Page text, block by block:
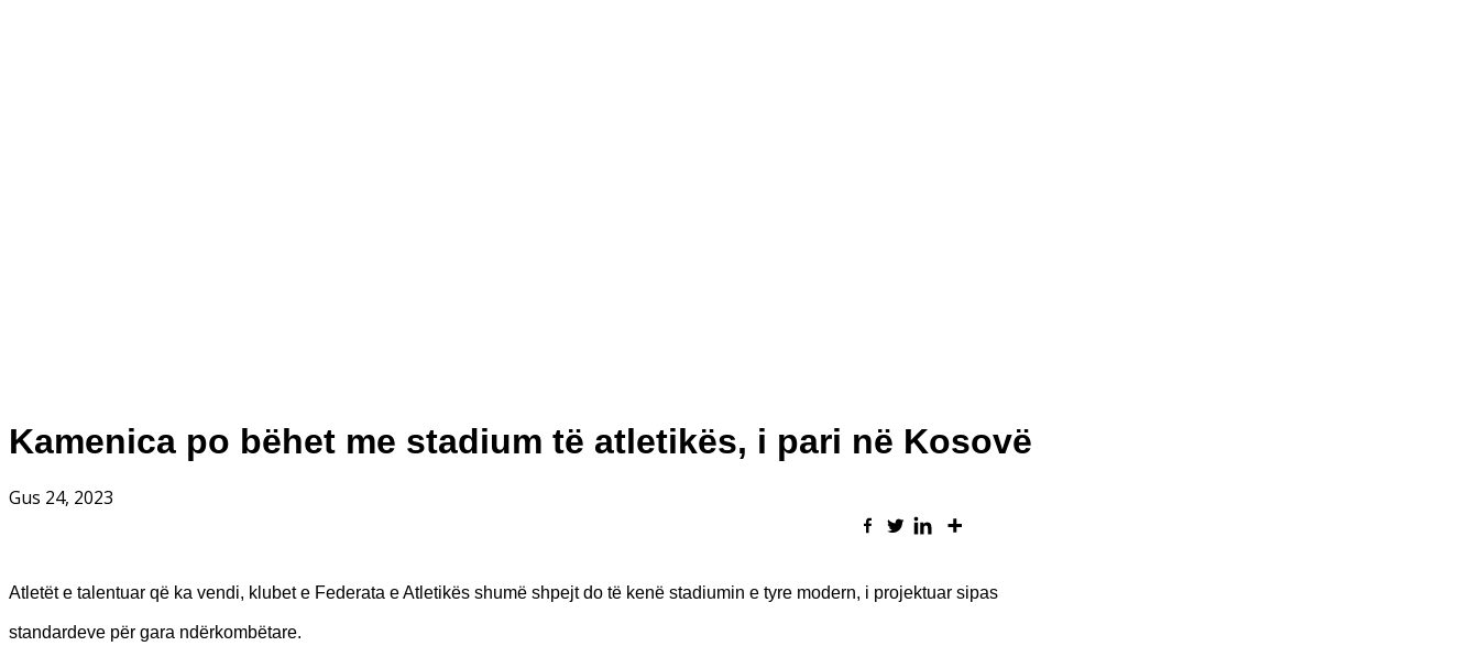
Kamenica po bëhet me stadium të atletikës, i pari në Kosovë
Gus 24, 2023
Atletët e talentuar që ka vendi, klubet e Federata e Atletikës shumë shpejt do të kenë stadiumin e tyre modern, i projektuar sipas
standardeve për gara ndërkombëtare.